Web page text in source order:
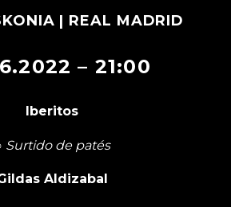
| REAL MADRID
– 21:00
Iberitos
Surtido de patés
Aldizabal